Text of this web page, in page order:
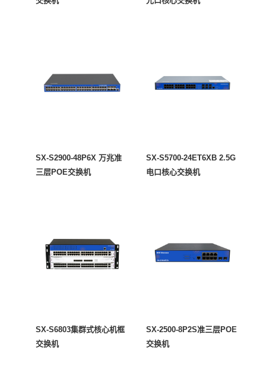
SX-S2900-48P6X 万兆准
三层POE交换机
SX-S5700-24ET6XB 2.5G
电口核心交换机
SX-S6803集群式核心机框
交换机
SX-2500-8P2S准三层POE
交换机